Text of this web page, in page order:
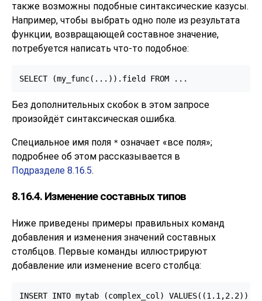
также возможны подобные синтаксические казусы.
Например, чтобы выбрать одно поле из результата
функции, возвращающей составное значение,
потребуется написать что-то подобное:
SELECT (my_func(...)).field FROM ...
Без дополнительных скобок в этом запросе
произойдёт синтаксическая ошибка.
Специальное имя поля * означает «все поля»;
подробнее об этом рассказывается в
Подразделе 8.16.5.
8.16.4. Изменение составных типов
Ниже приведены примеры правильных команд
добавления и изменения значений составных
столбцов. Первые команды иллюстрируют
добавление или изменение всего столбца:
INSERT INTO mytab (complex_col) VALUES((1.1,2.2));